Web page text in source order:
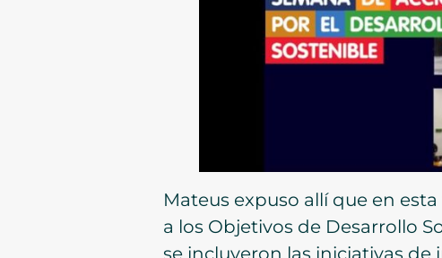
Mateus expuso allí que en
a los Objetivos de Desarrollo